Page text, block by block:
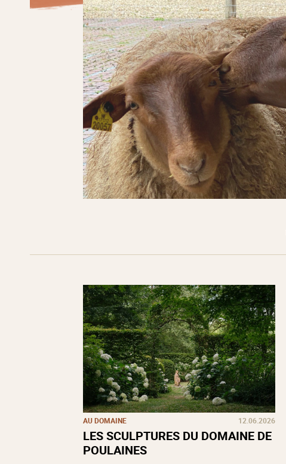
AU DOMAINE 12.06.2026
LES SCULPTURES DU DOMAINE DE
POULAINES